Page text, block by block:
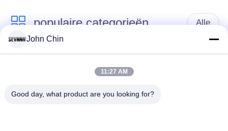
populaire categorieën Alle
Gerecycleerde
Gerecycleerde Nylon
Stof
gerecycled polyester
Gerecycleerde Lycra-
John Chin
11:27 AM
Good day, what product are you looking for?